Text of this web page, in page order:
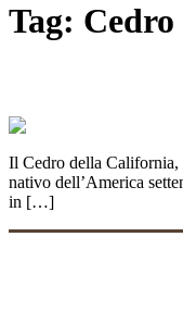
Tag:
Il Cedro della California,
nativo dell’America
in […]